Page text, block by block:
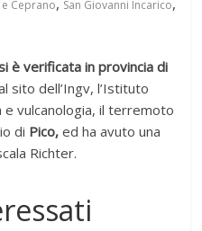
Ceprano San Giovanni Incarico
è verificata in provincia di
sito dell’Ingv, l’Istituto
e vulcanologia, il terremoto
di Pico, ed ha avuto una
Richter.